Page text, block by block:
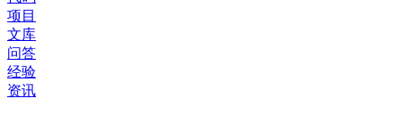
项目
文库
问答
经验
资讯